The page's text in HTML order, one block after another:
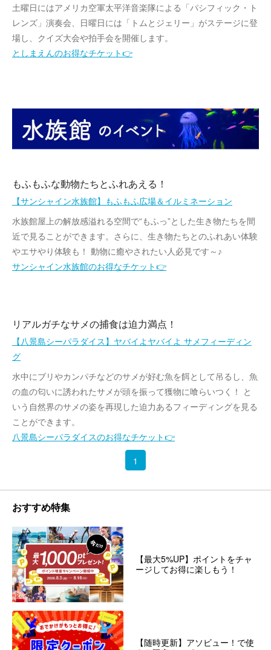
土曜日にはアメリカ空軍太平洋音楽隊による「パシフィック・ト
レンズ」演奏会、日曜日には「トムとジェリー」がステージに登
場し、クイズ大会や拍手会を開催します。
としまえんのお得なチケット👉
もふもふな動物たちとふれあえる！
【サンシャイン水族館】もふもふ広場＆イルミネーション
水族館屋上の解放感溢れる空間で“もふっ”とした生き物たちを間
近で見ることができます。さらに、生き物たちとのふれあい体験
やエサやり体験も！ 動物に癒やされたい人必見です～♪
サンシャイン水族館のお得なチケット👉
リアルガチなサメの捕食は迫力満点！
【八景島シーパラダイス】ヤバイよヤバイよ サメフィーディン
グ
水中にブリやカンパチなどのサメが好む魚を餌として吊るし、魚
の血の匂いに誘われたサメが頭を振って獲物に喰らいつく！ と
いう自然界のサメの姿を再現した迫力あるフィーディングを見る
ことができます。
八景島シーパラダイスのお得なチケット👉
1
おすすめ特集
【最大5%UP】ポイントをチャ
ージしてお得に楽しもう！
【随時更新】アソビュー！で使